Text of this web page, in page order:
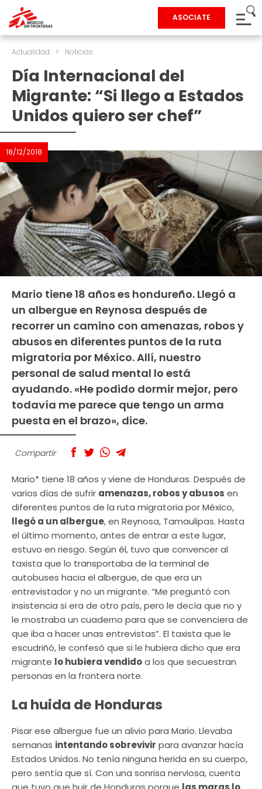
ASOCIATE
Actualidad > Noticias
Día Internacional del
Migrante: “Si llego a Estados
Unidos quiero ser chef”
18/12/2018
Mario tiene 18 años es hondureño. Llegó a
un albergue en Reynosa después de
recorrer un camino con amenazas, robos y
abusos en diferentes puntos de la ruta
migratoria por México. Allí, nuestro
personal de salud mental lo está
ayudando. «He podido dormir mejor, pero
todavía me parece que tengo un arma
puesta en el brazo», dice.
Compartir
Mario* tiene 18 años y viene de Honduras. Después de
varios días de sufrir amenazas, robos y abusos en
diferentes puntos de la ruta migratoria por México,
llegó a un albergue, en Reynosa, Tamaulipas. Hasta
el último momento, antes de entrar a este lugar,
estuvo en riesgo. Según él, tuvo que convencer al
taxista que lo transportaba de la terminal de
autobuses hacia el albergue, de que era un
entrevistador y no un migrante. “Me preguntó con
insistencia si era de otro país, pero le decía que no y
le mostraba un cuaderno para que se convenciera de
que iba a hacer unas entrevistas”. El taxista que le
escudriñó, le confesó que si le hubiera dicho que era
migrante lo hubiera vendidoa los que secuestran
personas en la frontera norte.
La huida de Honduras
Pisar ese albergue fue un alivio para Mario. Llevaba
semanas intentando sobrevivir para avanzar hacía
Estados Unidos. No tenía ninguna herida en su cuerpo,
pero sentía que sí. Con una sonrisa nerviosa, cuenta